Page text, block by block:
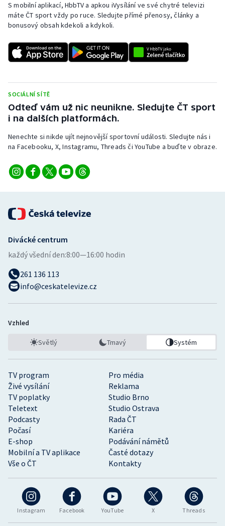
S mobilní aplikací, HbbTV a apkou iVysílání ve své chytré televizi
máte ČT sport vždy po ruce. Sledujte přímé přenosy, články a
bonusový obsah kdekoli a kdykoli.
SOCIÁLNÍ SÍTĚ
Odteď vám už nic neunikne. Sledujte ČT sport
i na dalších platformách.
Nenechte si nikde ujít nejnovější sportovní události. Sledujte nás i
na Facebooku, X, Instagramu, Threads či YouTube a buďte v obraze.
Instagram Facebook YouTube X Threads
TV program
Pro média
Živé vysílání
Reklama
TV poplatky
Studio Brno
Teletext
Studio Ostrava
Podcasty
Rada ČT
Počasí
Kariéra
E-shop
Podávání námětů
Mobilní a TV aplikace
Časté dotazy
Vše o ČT
Kontakty
Divácké centrum
každý všední den:8:00—16:00 hodin
261 136 113
info@ceskatelevize.cz
Vzhled
Světlý Tmavý Systém